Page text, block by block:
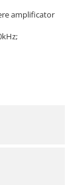
amplificator